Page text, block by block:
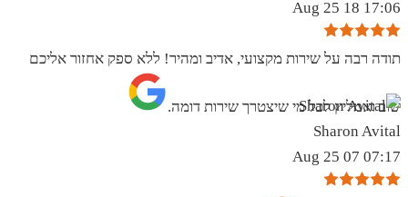
17:06 18 Aug 25
תודה רבה על שירות מקצועי, אדיב ומהיר! ללא ספק אחזור אליכם
שוב ואמליץ לכל מי שיצטרך שירות דומה.
Sharon Avital
07:17 07 Aug 25